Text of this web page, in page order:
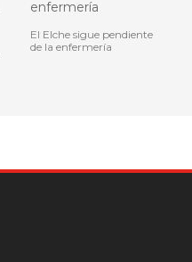
El Elche sigue pendiente
de la enfermería